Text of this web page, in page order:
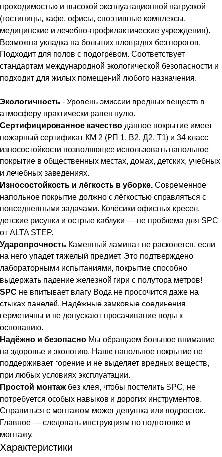
проходимостью и высокой эксплуатационной нагрузкой
(гостиницы, кафе, офисы, спортивные комплексы,
медицинские и лечебно-профилактические учреждения).
Возможна укладка на больших площадях без порогов.
Подходит для полов с подогревом. Соответствует
стандартам международной экологической безопасности и
подходит для жилых помещений любого назначения.
Экологичность - Уровень эмиссии вредных веществ в
атмосферу практически равен нулю.
Сертифицированное качество данное покрытие имеет
пожарный сертификат КМ 2 (РП 1, В2, Д2, Т1) и 34 класс
износостойкости позволяющее использовать напольное
покрытие в общественных местах, домах, детских, учебных
и лечебных заведениях.
Износостойкость и лёгкость в уборке. Современное
напольное покрытие должно с лёгкостью справляться с
повседневными задачами. Колёсики офисных кресел,
детские рисунки и острые каблуки — не проблема для SPC
от ALTA STEP.
Ударопрочность Каменный ламинат не расколется, если
на него упадет тяжелый предмет. Это подтверждено
лабораторными испытаниями, покрытие способно
выдержать падение железной гири с полутора метров!
SPC не впитывает влагу Вода не просочится даже на
стыках панелей. Надёжные замковые соединения
герметичны и не допускают просачивание воды к
основанию.
Надёжно и безопасно Мы обращаем большое внимание
на здоровье и экологию. Наше напольное покрытие не
поддерживает горение и не выделяет вредных веществ,
при любых условиях эксплуатации.
Простой монтажбез клея, чтобы постелить SPC, не
потребуется особых навыков и дорогих инструментов.
Справиться с монтажом может девушка или подросток.
Главное — следовать инструкциям по подготовке и
монтажу.
Характеристики